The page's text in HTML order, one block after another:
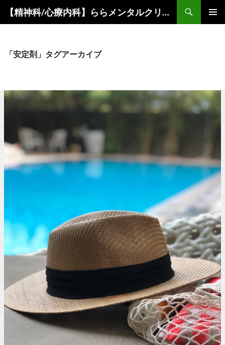
キ
ッ
プ
【精神科/心療内科】ららメンタルクリニック
「安定剤」タグアーカイブ